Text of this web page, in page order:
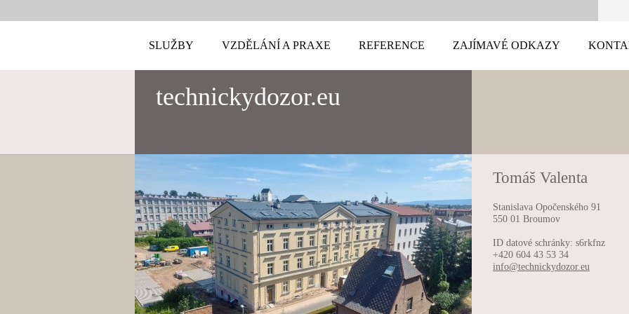
SLUŽBY VZDĚLÁNÍ A PRAXE REFERENCE ZAJÍMAVÉ ODKAZY
technickydozor.eu
Tomáš Valenta
Stanislava Opočenského 91
550 01 Broumov
ID datové schránky: s6rkfnz
+420 604 43 53 34
info@technickydozor.eu